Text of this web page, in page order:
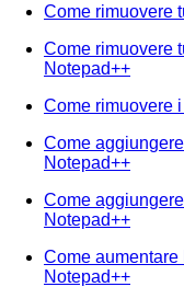
Come rimuovere
Come rimuovere
Notepad++
Come rimuovere
Come
Notepad++
Come
Notepad++
Come
Notepad++